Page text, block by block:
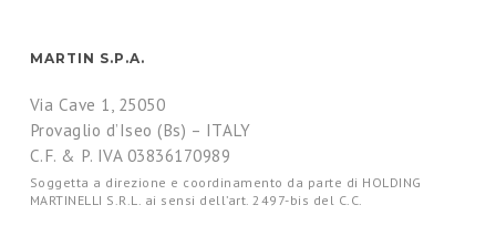
MARTIN S.P.A.
Via Cave 1, 25050
Provaglio d’Iseo (Bs) – ITALY
C.F. & P. IVA 03836170989
Soggetta a direzione e coordinamento da parte di HOLDING
MARTINELLI S.R.L. ai sensi dell’art. 2497-bis del C.C.